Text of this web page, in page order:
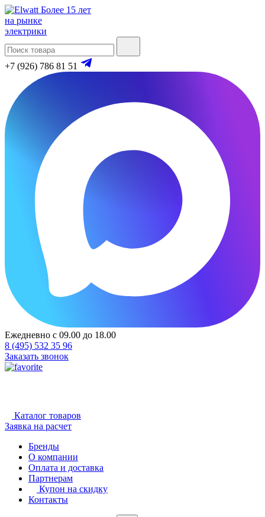
Более 15 лет
на рынке
электрики
+7 (926) 786 81 51
Ежедневно с 09.00 до 18.00
8 (495) 532 35 96
Заказать звонок
Каталог товаров
Заявка на расчет
Бренды
О компании
Оплата и доставка
Партнерам
Купон на скидку
Контакты